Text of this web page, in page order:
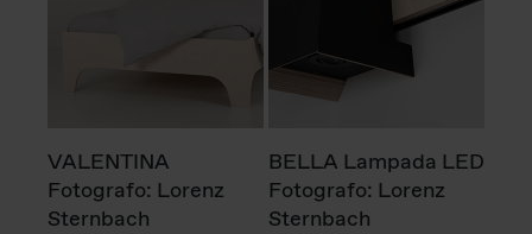
VALENTINA
Fotografo: Lorenz
Sternbach
BELLA Lampada LED
Fotografo: Lorenz
Sternbach